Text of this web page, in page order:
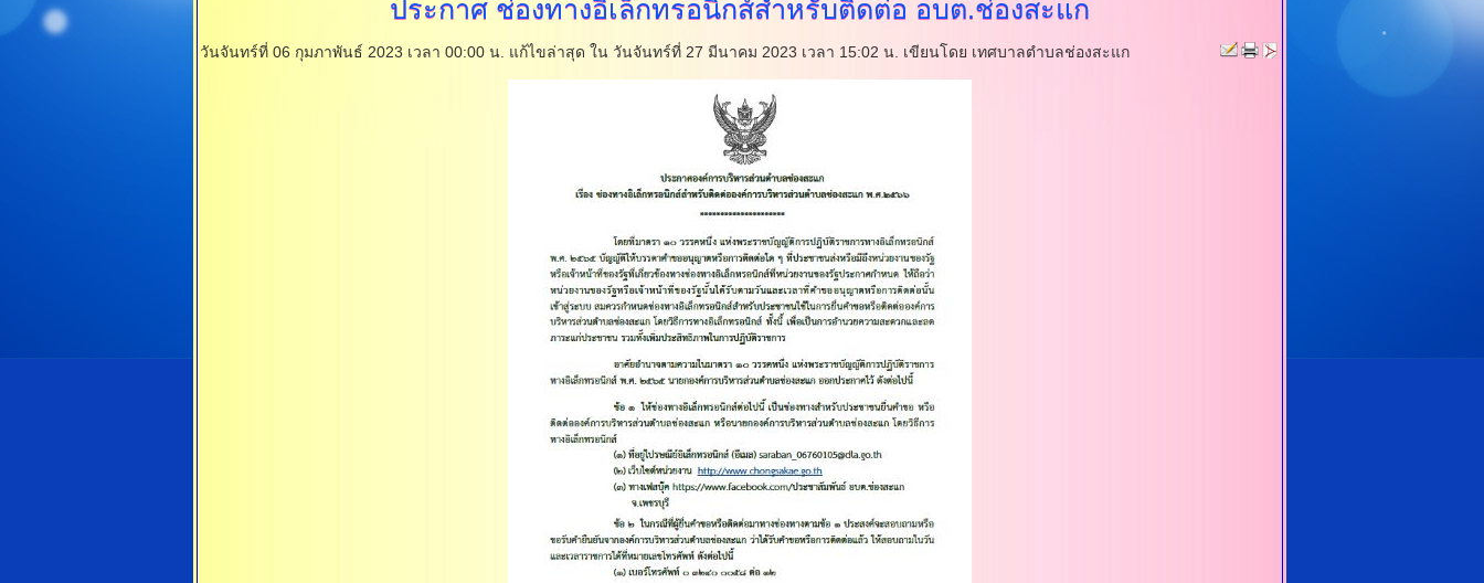
ประกาศ ช่องทางอิเล็กทรอนิกส์สำหรับติดต่อ อบต.ช่องสะแก
วันจันทร์ที่ 06 กุมภาพันธ์ 2023 เวลา 00:00 น. แก้ไขล่าสุด ใน วันจันทร์ที่ 27 มีนาคม 2023 เวลา 15:02 น. เขียนโดย เทศบาลตำบลช่องสะแก